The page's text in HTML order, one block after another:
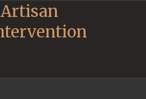
Artisan